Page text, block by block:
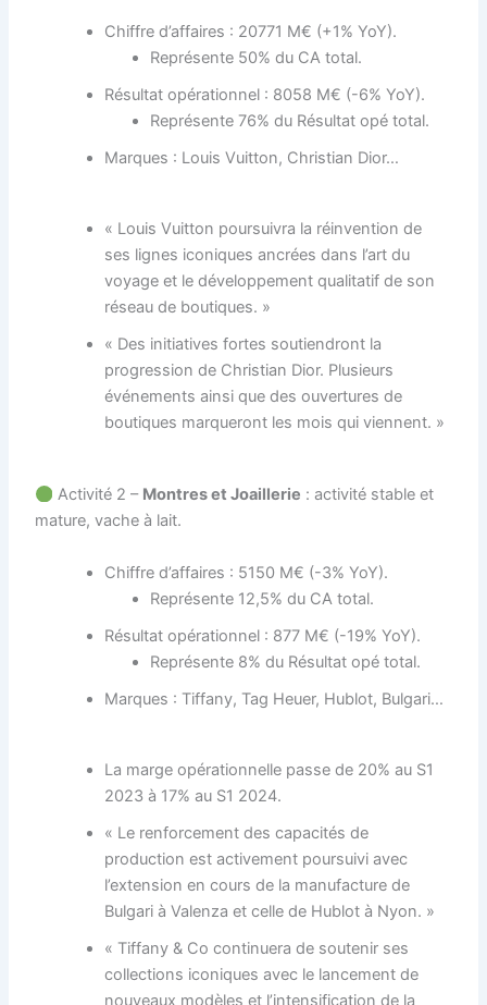
Chiffre d’affaires : 20771 M€ (+1% YoY).
Représente 50% du CA total.
Résultat opérationnel : 8058 M€ (-6% YoY).
Représente 76% du Résultat opé total.
Marques : Louis Vuitton, Christian Dior…
« Louis Vuitton poursuivra la réinvention de
ses lignes iconiques ancrées dans l’art du
voyage et le développement qualitatif de son
réseau de boutiques. »
« Des initiatives fortes soutiendront la
progression de Christian Dior. Plusieurs
événements ainsi que des ouvertures de
boutiques marqueront les mois qui viennent. »
Activité 2 – Montres et Joaillerie : activité stable et
mature, vache à lait.
Chiffre d’affaires : 5150 M€ (-3% YoY).
Représente 12,5% du CA total.
Résultat opérationnel : 877 M€ (-19% YoY).
Représente 8% du Résultat opé total.
Marques : Tiffany, Tag Heuer, Hublot, Bulgari…
La marge opérationnelle passe de 20% au S1
2023 à 17% au S1 2024.
« Le renforcement des capacités de
production est activement poursuivi avec
l’extension en cours de la manufacture de
Bulgari à Valenza et celle de Hublot à Nyon. »
« Tiffany & Co continuera de soutenir ses
collections iconiques avec le lancement de